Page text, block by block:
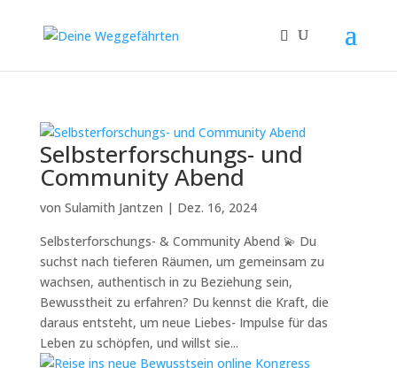
Selbsterforschungs- und
Community Abend
von Sulamith Jantzen | Dez. 16, 2024
Selbsterforschungs- & Community Abend 💫 Du
suchst nach tieferen Räumen, um gemeinsam zu
wachsen, authentisch in zu Beziehung sein,
Bewusstheit zu erfahren? Du kennst die Kraft, die
daraus entsteht, um neue Liebes- Impulse für das
Leben zu schöpfen, und willst sie...